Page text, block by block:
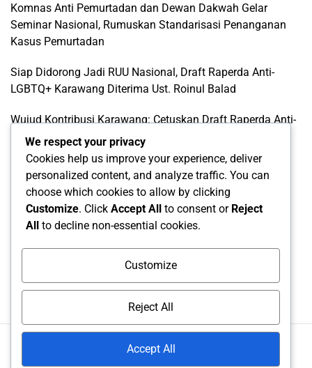
Komnas Anti Pemurtadan dan Dewan Dakwah Gelar
Seminar Nasional, Rumuskan Standarisasi Penanganan
Kasus Pemurtadan
Siap Didorong Jadi RUU Nasional, Draft Raperda Anti-
LGBTQ+ Karawang Diterima Ust. Roinul Balad
Wujud Kontribusi Karawang: Cetuskan Draft Raperda Anti-
L68TQ+ Hingga Tingkat Pusat
Di Balik Simbol Pelangi: Kilas Balik Sejarah, Pendanaan
Elite Global, dan Komodifikasi Gerakan LGBT
Categories
We respect your privacy
Cookies help us improve your experience, deliver
personalized content, and analyze traffic. You can
choose which cookies to allow by clicking
Customize. Click Accept All to consent or Reject
All to decline non-essential cookies.
Customize
Reject All
Accept All